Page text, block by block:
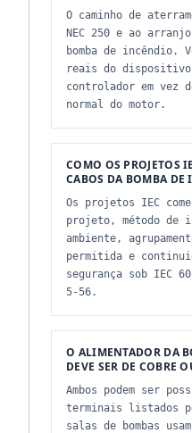
O caminho de
NEC 250 e ao
bomba de incêndio.
reais do
controlador em vez
normal do motor.
COMO OS PROJETOS
CABOS DA BOMBA DE
Os projetos IEC
projeto, método de
ambiente,
permitida e
segurança sob IEC
5-56.
O ALIMENTADOR DA
DEVE SER DE COBRE
Ambos podem ser
terminais listados
salas de bombas